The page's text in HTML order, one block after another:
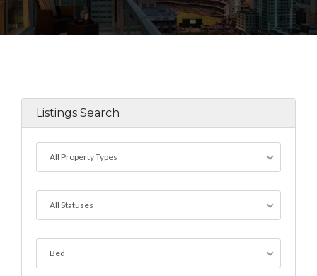
Listings Search
All Property Types
All Statuses
Bed